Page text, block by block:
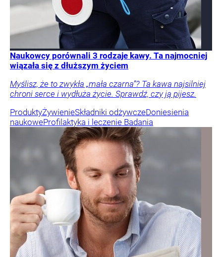
Naukowcy porównali 3 rodzaje kawy. Ta najmocniej
wiązała się z dłuższym życiem
Myślisz, że to zwykła „mała czarna”? Ta kawa najsilniej
chroni serce i wydłuża życie. Sprawdź, czy ją pijesz.
ProduktyŻywienieSkładniki odżywczeDoniesienia
naukoweProfilaktyka i leczenie Badania